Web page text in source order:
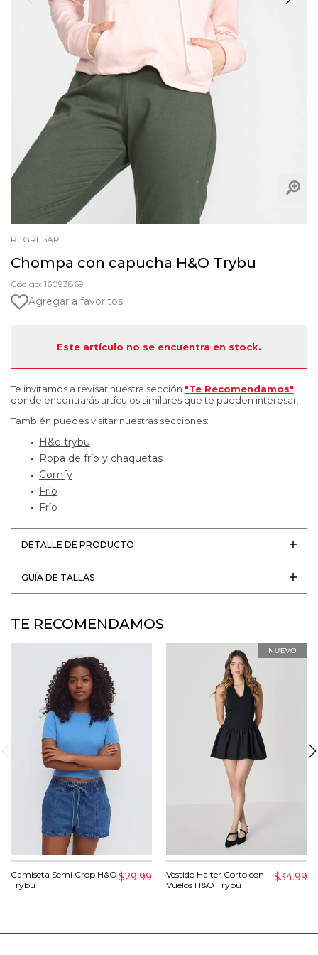
REGRESAR
Chompa con capucha H&O Trybu
Código: 16093869
Agregar a favoritos
Este artículo no se encuentra en stock.
Te invitamos a revisar nuestra sección "Te Recomendamos"
donde encontrarás artículos similares que te pueden interesar.
También puedes visitar nuestras secciones:
H&o trybu
Ropa de frío y chaquetas
Comfy
Frío
Frío
DETALLE DE PRODUCTO
GUÍA DE TALLAS
TE RECOMENDAMOS
Camiseta Semi Crop H&O
Trybu
$29.99
Vestido Halter Corto con
Vuelos H&O Trybu
$34.99